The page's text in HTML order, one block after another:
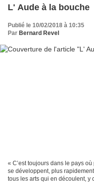
L' Aude à la bouche
Publié le 10/02/2018 à 10:35
Par Bernard Revel
« C’est toujours dans le pays
se développent, plus
tous les arts qui en découlent, y